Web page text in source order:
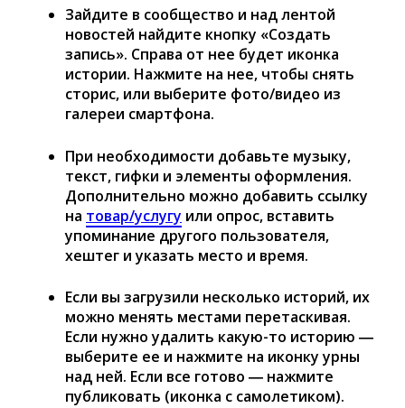
Зайдите в сообщество и над лентой
новостей найдите кнопку «Создать
запись». Справа от нее будет иконка
истории. Нажмите на нее, чтобы снять
сторис, или выберите фото/видео из
галереи смартфона.
При необходимости добавьте музыку,
текст, гифки и элементы оформления.
Дополнительно можно добавить ссылку
на товар/услугу или опрос, вставить
упоминание другого пользователя,
хештег и указать место и время.
Если вы загрузили несколько историй, их
можно менять местами перетаскивая.
Если нужно удалить какую-то историю ―
выберите ее и нажмите на иконку урны
над ней. Если все готово ― нажмите
публиковать (иконка с самолетиком).